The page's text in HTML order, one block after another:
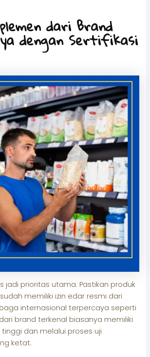
dari Brand
dengan Sertifikasi
jadi prioritas utama. Pastikan produk
memiliki izin edar resmi dari
internasional terpercaya seperti
brand terkenal biasanya memiliki
dan melalui proses uji
ketat.